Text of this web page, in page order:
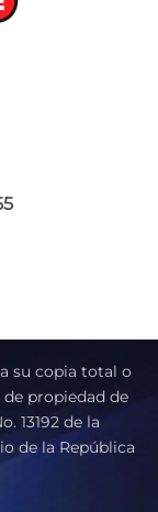
su copia total o
propiedad de
13192 de la
de la República